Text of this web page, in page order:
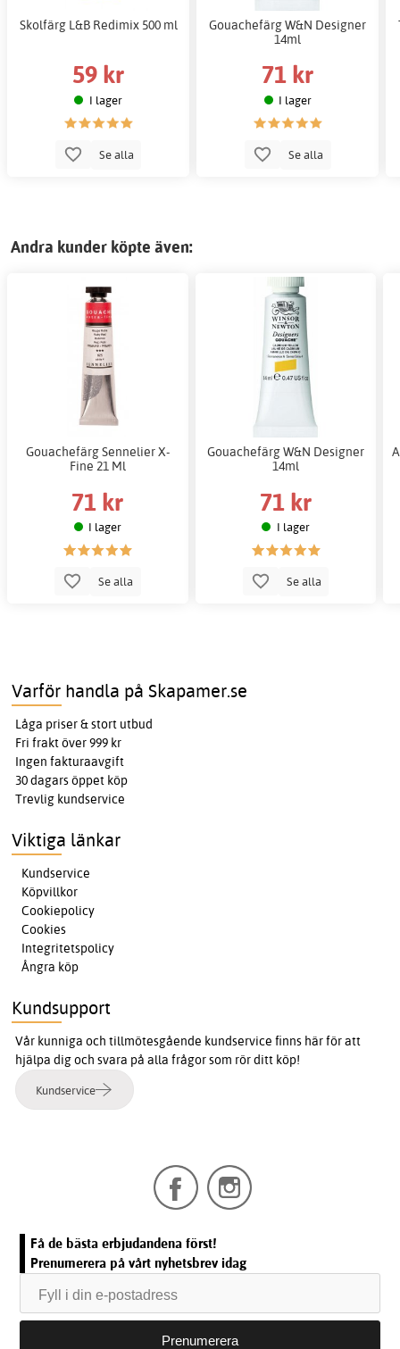
Skolfärg L&B Redimix 500 ml
59 kr
I lager
Se alla
Gouachefärg W&N Designer
14ml
71 kr
I lager
Se alla
Andra kunder köpte även:
Gouachefärg Sennelier X-
Fine 21 Ml
71 kr
I lager
Se alla
Gouachefärg W&N Designer
14ml
71 kr
I lager
Se alla
Varför handla på Skapamer.se
Låga priser & stort utbud
Fri frakt över 999 kr
Ingen fakturaavgift
30 dagars öppet köp
Trevlig kundservice
Viktiga länkar
Kundservice
Köpvillkor
Cookiepolicy
Cookies
Integritetspolicy
Ångra köp
Kundsupport
Vår kunniga och tillmötesgående kundservice finns här för att
hjälpa dig och svara på alla frågor som rör ditt köp!
Kundservice
Få de bästa erbjudandena först!
Prenumerera på vårt nyhetsbrev idag